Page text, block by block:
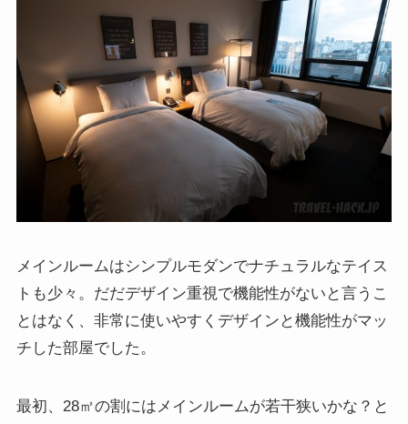
メインルームはシンプルモダンでナチュラルなテイス
トも少々。だだデザイン重視で機能性がないと言うこ
とはなく、非常に使いやすくデザインと機能性がマッ
チした部屋でした。
最初、28㎡の割にはメインルームが若干狭いかな？と